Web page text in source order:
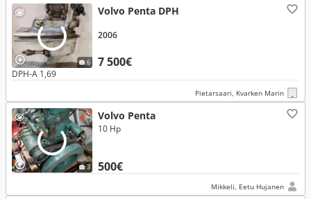
6
Volvo Penta DPH
7 500€
2006
DPH-A 1,69
Pietarsaari, Kvarken Marin
3
Volvo Penta
500€
10 Hp
Mikkeli, Eetu Hujanen